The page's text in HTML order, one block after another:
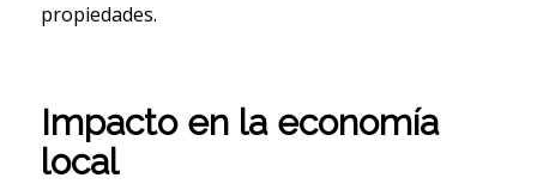
propiedades.
Impacto en la economía
local